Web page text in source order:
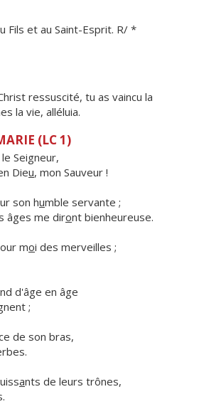
Fils et au Saint-Esprit. R/ *
ressuscité, tu as vaincu la
la vie, alléluia.
(LC 1)
Seigneur,
Dieu, mon Sauveur !
son humble servante ;
âges me diront bienheureuse.
moi des merveilles ;
nd d'âge en âge
;
de son bras,
ants de leurs trônes,